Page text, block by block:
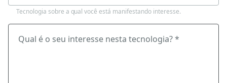
Tecnologia sobre a qual você está manifestando interesse.
Qual é o seu interesse nesta tecnologia? *